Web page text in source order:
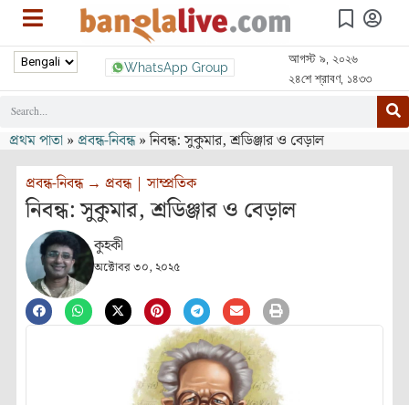
WhatsApp Group
আগস্ট ৯, ২০২৬
২৪শে শ্রাবণ, ১৪৩৩
প্রথম পাতা »প্রবন্ধ-নিবন্ধ»নিবন্ধ: সুকুমার, শ্রডিঞ্জার ও বেড়াল
প্রবন্ধ-নিবন্ধ→ প্রবন্ধ|সাম্প্রতিক
নিবন্ধ: সুকুমার, শ্রডিঞ্জার ও বেড়াল
কুহকী
অক্টোবর ৩০, ২০২৫